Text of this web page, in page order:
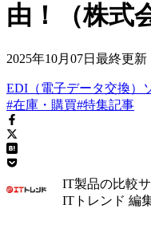
由！（株式
2025年10月07日 最終更新
EDI（電子データ交換）
#在庫・購買#特集記事
IT製品の比較サ
ITトレンド 編